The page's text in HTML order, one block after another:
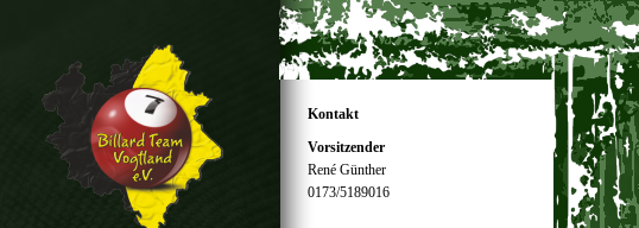
Kontakt
Vorsitzender
René Günther
0173/5189016